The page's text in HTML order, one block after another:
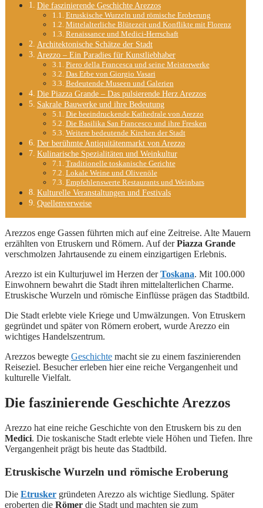
Die faszinierende Geschichte Arezzos
Etruskische Wurzeln und römische Eroberung
Mittelalterliche Blütezeit und Konflikte mit Florenz
Renaissance und Medici-Herrschaft
Architektonische Schätze der Stadt
Arezzo – Ein Paradies für Kunstliebhaber
Piero della Francesca und seine Meisterwerke
Das Erbe von Giorgio Vasari
Bedeutende Museen und Galerien
Die Piazza Grande – Das pulsierende Herz Arezzos
Sakrale Bauwerke und ihre Bedeutung
Die beeindruckende Kathedrale von Arezzo
Die Basilika San Francesco und ihre Fresken
Weitere bedeutende Kirchen der Stadt
Der berühmte Antiquitätenmarkt von Arezzo
Kulinarische Spezialitäten und Weinkultur
Traditionelle toskanische Gerichte
Lokale Weine und Olivenöle
Empfehlenswerte Restaurants und Weinbars
Kulturelle Veranstaltungen und Festivals
Quellenverweise
Arezzos enge Gassen führten mich auf eine Zeitreise. Alte Mauern
erzählten von Etruskern und Römern. Auf derPiazza Grande
verschmolzen Jahrtausende zu einem einzigartigen Erlebnis.
Arezzo ist ein Kulturjuwel im Herzen derToskana. Mit 100.000
Einwohnern bewahrt die Stadt ihren mittelalterlichen Charme.
Etruskische Wurzeln und römische Einflüsse prägen das Stadtbild.
Die Stadt erlebte viele Kriege und Umwälzungen. Von Etruskern
gegründet und später von Römern erobert, wurde Arezzo ein
wichtiges Handelszentrum.
Arezzos bewegte Geschichte macht sie zu einem faszinierenden
Reiseziel. Besucher erleben hier eine reiche Vergangenheit und
kulturelle Vielfalt.
Die faszinierende Geschichte Arezzos
Arezzo hat eine reiche Geschichte von den Etruskern bis zu den
Medici. Die toskanische Stadt erlebte viele Höhen und Tiefen. Ihre
Vergangenheit prägt bis heute das Stadtbild.
Etruskische Wurzeln und römische Eroberung
Die Etrusker gründeten Arezzo als wichtige Siedlung. Später
eroberten die Römer die Stadt und machten sie zum